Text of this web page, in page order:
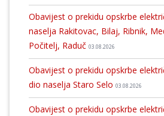
Obavijest o prekidu opskrbe
naselja Rakitovac, Bilaj, Ribnik,
Počitelj, Raduč 03.08.2026
Obavijest o prekidu opskrbe
dio naselja Staro Selo 03.08.2026
Obavijest o prekidu opskrbe